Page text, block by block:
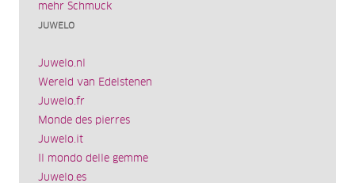
mehr Schmuck
JUWELO
Juwelo.nl
Wereld van Edelstenen
Juwelo.fr
Monde des pierres
Juwelo.it
Il mondo delle gemme
Juwelo.es